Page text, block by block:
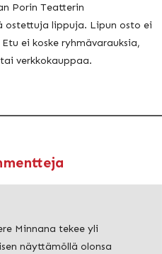
Porin Teatterin
ostettuja lippuja. Lipun osto ei
ei koske ryhmävarauksia,
verkkokauppaa.
Minnana tekee yli
näyttämöllä olonsa